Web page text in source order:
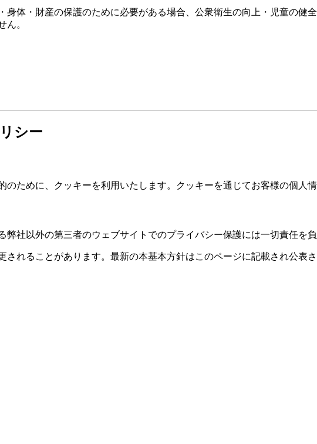
身体・財産の保護のために必要がある場合、公衆衛生の向上・児童の健
ん。
シー
のために、クッキーを利用いたします。クッキーを通じてお客様の個人
社以外の第三者のウェブサイトでのプライバシー保護には一切責任を負
れることがあります。最新の本基本方針はこのページに記載され公表さ